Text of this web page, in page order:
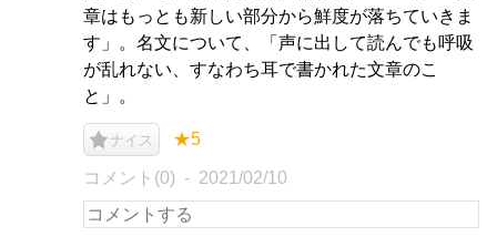
章はもっとも新しい部分から鮮度が落ちていきま
す」。名文について、「声に出して読んでも呼吸
が乱れない、すなわち耳で書かれた文章のこ
と」。
ナイス ★5
コメント(0) 2021/02/10